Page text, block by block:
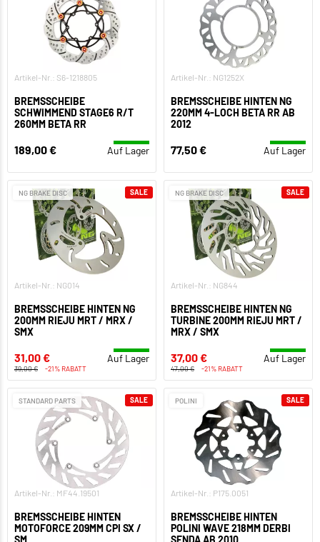
Artikel-Nr.: S6-1218805
BREMSSCHEIBE
SCHWIMMEND STAGE6 R/T
260MM BETA RR
189,00 € Auf Lager
Artikel-Nr.: NG1252X
BREMSSCHEIBE HINTEN NG
220MM 4-LOCH BETA RR AB
2012
77,50 € Auf Lager
NG BRAKE DISC
Artikel-Nr.: NG014
BREMSSCHEIBE HINTEN NG
200MM RIEJU MRT / MRX /
SMX
31,00 € Auf Lager
39,00 € -21% RABATT
SALE NG BRAKE DISC
Artikel-Nr.: NG844
BREMSSCHEIBE HINTEN NG
TURBINE 200MM RIEJU MRT /
MRX / SMX
37,00 € Auf Lager
47,00 € -21% RABATT
SALE
STANDARD PARTS
Artikel-Nr.: MF44.19501
BREMSSCHEIBE HINTEN
MOTOFORCE 209MM CPI SX /
SALE POLINI
Artikel-Nr.: P175.0051
BREMSSCHEIBE HINTEN
POLINI WAVE 218MM DERBI
SALE